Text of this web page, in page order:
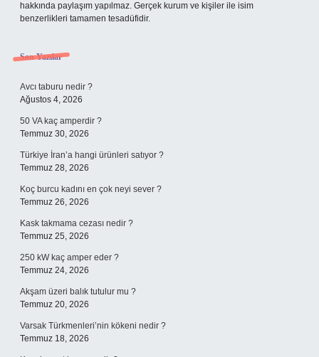
hakkında paylaşım yapılmaz. Gerçek kurum ve kişiler ile isim
benzerlikleri tamamen tesadüfidir.
Son Yazılar
Avcı taburu nedir ?
Ağustos 4, 2026
50 VA kaç amperdir ?
Temmuz 30, 2026
Türkiye İran’a hangi ürünleri satıyor ?
Temmuz 28, 2026
Koç burcu kadını en çok neyi sever ?
Temmuz 26, 2026
Kask takmama cezası nedir ?
Temmuz 25, 2026
250 kW kaç amper eder ?
Temmuz 24, 2026
Akşam üzeri balık tutulur mu ?
Temmuz 20, 2026
Varsak Türkmenleri’nin kökeni nedir ?
Temmuz 18, 2026